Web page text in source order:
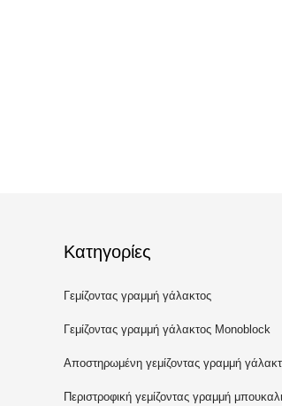
Κατηγορίες
Γεμίζοντας γραμμή γάλακτος
Γεμίζοντας γραμμή γάλακτος Monoblock
Αποστηρωμένη γεμίζοντας γραμμή
Περιστροφική γεμίζοντας γραμμή